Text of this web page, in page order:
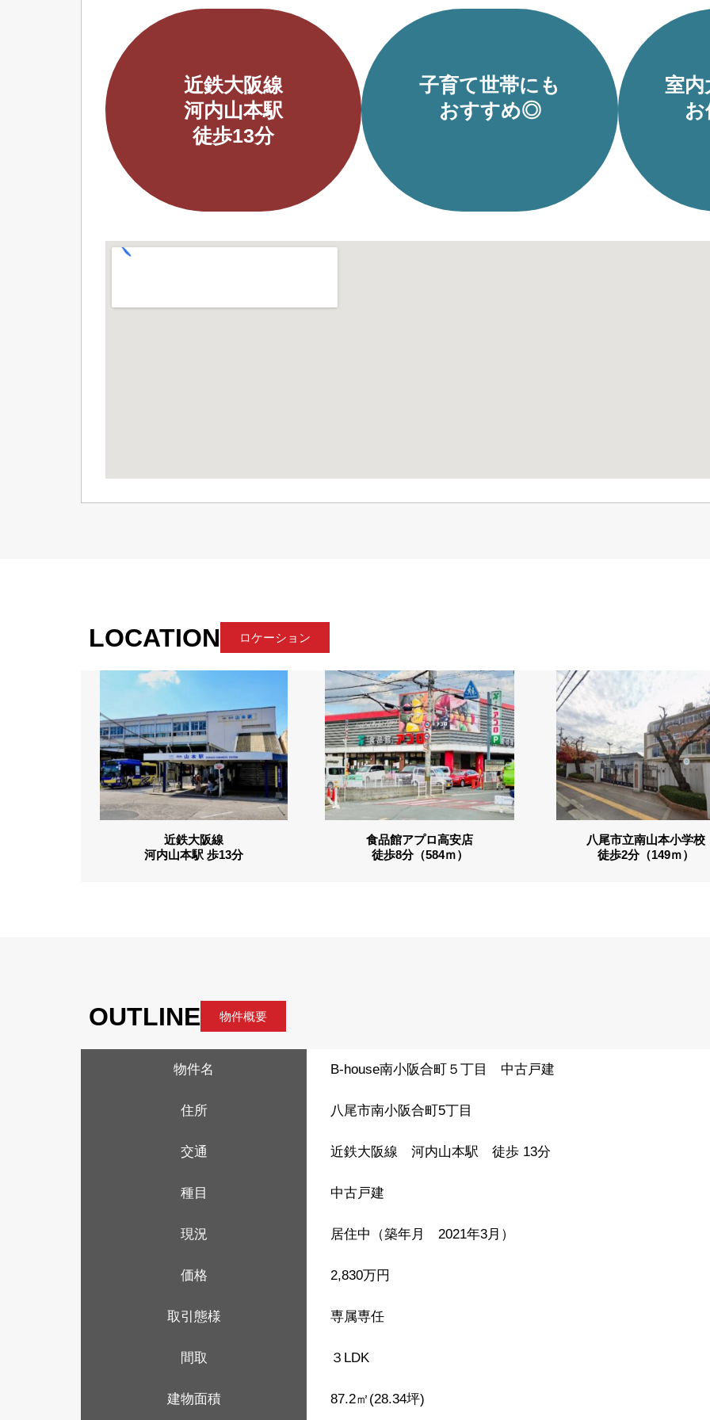
近鉄大阪線
河内山本駅
徒歩13分
子育て世帯にも
おすすめ◎
室
LOCATION ロケーション
近鉄大阪線
河内山本駅 歩13分
食品館アプロ高安店
徒歩8分（584ｍ）
八尾市立南山本小学校
徒歩2分（149ｍ）
OUTLINE 物件概要
物件名 B-house南小阪合町５丁目 中古戸建
住所 八尾市南小阪合町5丁目
交通 近鉄大阪線 河内山本駅 徒歩 13分
種目 中古戸建
現況 居住中（築年月 2021年3月）
価格 2,830万円
取引態様 専属専任
間取 ３LDK
建物面積 87.2㎡(28.34坪)